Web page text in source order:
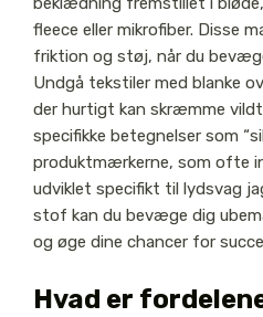
fleece eller mikrofiber. Disse
friktion og støj, når du
Undgå tekstiler med blanke
der hurtigt kan skræmme
specifikke betegnelser som
produktmærkerne, som ofte
udviklet specifikt til lydsvag
stof kan du bevæge dig
og øge dine chancer for
Hvad er